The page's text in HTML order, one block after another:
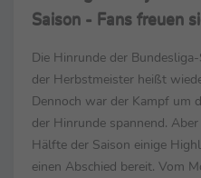
Saison - Fans freuen
Die Hinrunde der
der Herbstmeister heißt
Dennoch war der Kampf um
der Hinrunde spannend.
Hälfte der Saison einige
einen Abschied bereit. Vom